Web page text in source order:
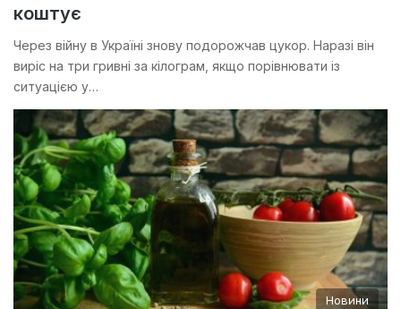
коштує
Через війну в Україні знову подорожчав цукор. Наразі він
виріс на три гривні за кілограм, якщо порівнювати із
ситуацією у…
Новини